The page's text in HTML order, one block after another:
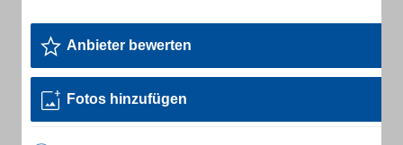
Anbieter bewerten
Fotos hinzufügen